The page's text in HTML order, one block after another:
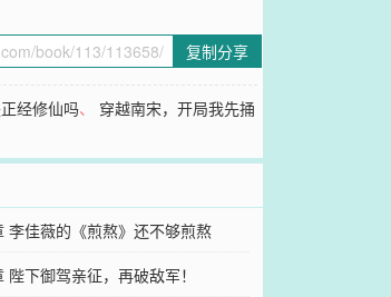
复制分享
经修仙吗、 穿越南宋，开局我先捅
李佳薇的《煎熬》还不够煎熬
陛下御驾亲征，再破敌军！